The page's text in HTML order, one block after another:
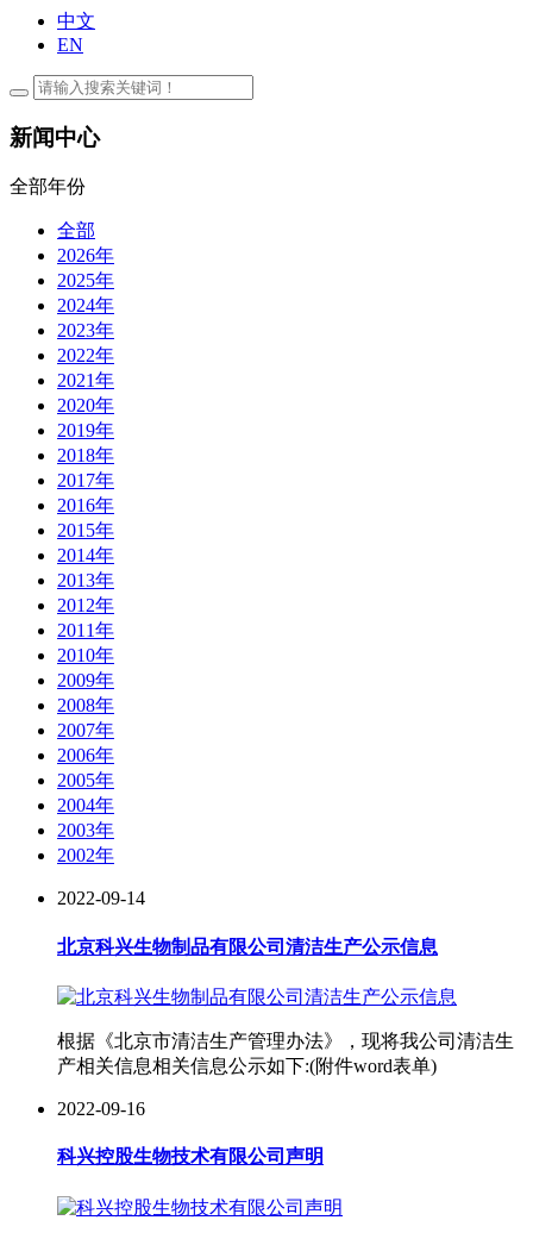
中文
EN
新闻中心
全部年份
全部
2026年
2025年
2024年
2023年
2022年
2021年
2020年
2019年
2018年
2017年
2016年
2015年
2014年
2013年
2012年
2011年
2010年
2009年
2008年
2007年
2006年
2005年
2004年
2003年
2002年
2022-09-14
北京科兴生物制品有限公司清洁生产公示信息
根据《北京市清洁生产管理办法》，现将我公司清洁生
产相关信息相关信息公示如下:(附件word表单)
2022-09-16
科兴控股生物技术有限公司声明